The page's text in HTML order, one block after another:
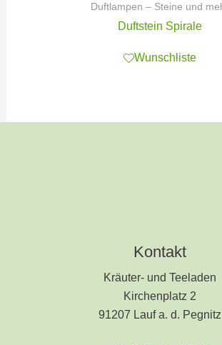
Duftlampen – Steine und
Duftstein Spirale
Wunschliste
Kontakt
Kräuter- und Teeladen
Kirchenplatz 2
91207 Lauf a. d. Pegnitz